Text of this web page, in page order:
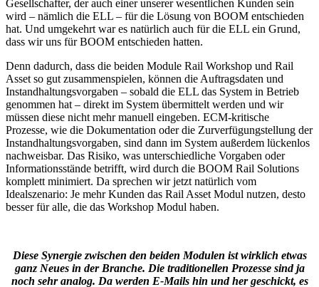
Gesellschafter, der auch einer unserer wesentlichen Kunden sein
wird – nämlich die ELL – für die Lösung von BOOM entschieden
hat. Und umgekehrt war es natürlich auch für die ELL ein Grund,
dass wir uns für BOOM entschieden hatten.
Denn dadurch, dass die beiden Module Rail Workshop und Rail
Asset so gut zusammenspielen, können die Auftragsdaten und
Instandhaltungsvorgaben – sobald die ELL das System in Betrieb
genommen hat – direkt im System übermittelt werden und wir
müssen diese nicht mehr manuell eingeben. ECM-kritische
Prozesse, wie die Dokumentation oder die Zurverfügungstellung der
Instandhaltungsvorgaben, sind dann im System außerdem lückenlos
nachweisbar. Das Risiko, was unterschiedliche Vorgaben oder
Informationsstände betrifft, wird durch die BOOM Rail Solutions
komplett minimiert. Da sprechen wir jetzt natürlich vom
Idealszenario: Je mehr Kunden das Rail Asset Modul nutzen, desto
besser für alle, die das Workshop Modul haben.
Diese Synergie zwischen den beiden Modulen ist wirklich etwas
ganz Neues in der Branche. Die traditionellen Prozesse sind ja
noch sehr analog. Da werden E-Mails hin und her geschickt, es